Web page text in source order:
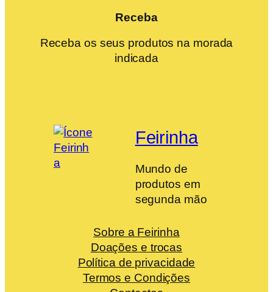
Receba
Receba os seus produtos na morada
indicada
Feirinha
Mundo de
produtos em
segunda mão
Sobre a Feirinha
Doações e trocas
Política de privacidade
Termos e Condições